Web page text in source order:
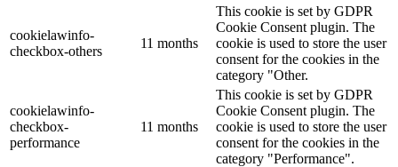
cookielawinfo-
checkbox-others
11 months
This cookie is set by GDPR
Cookie Consent plugin. The
cookie is used to store the user
consent for the cookies in the
category "Other.
cookielawinfo-
checkbox-
performance
11 months
This cookie is set by GDPR
Cookie Consent plugin. The
cookie is used to store the user
consent for the cookies in the
category "Performance".